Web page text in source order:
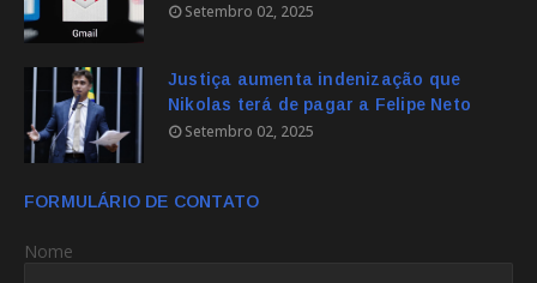
Setembro 02, 2025
Justiça aumenta indenização que
Nikolas terá de pagar a Felipe Neto
Setembro 02, 2025
FORMULÁRIO DE CONTATO
Nome